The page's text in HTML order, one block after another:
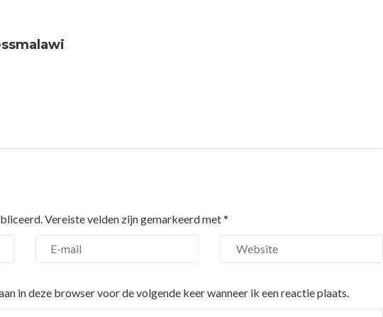
Vereiste velden zijn gemarkeerd met*
in deze browser voor de volgende keer wanneer ik een reactie plaats.